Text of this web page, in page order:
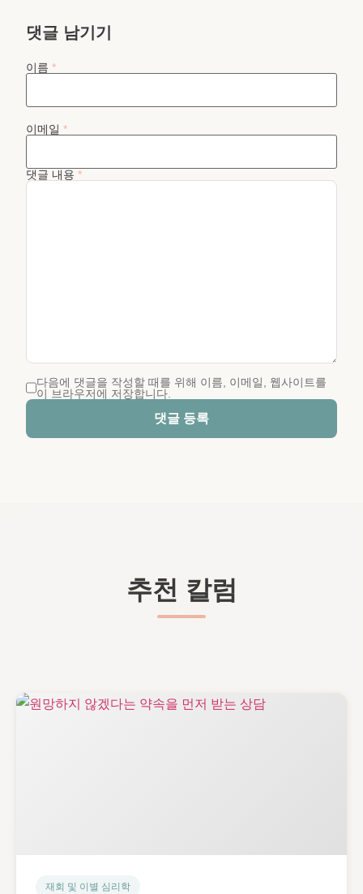
댓글 남기기
이름 *
이메일 *
댓글 내용 *
다음에 댓글을 작성할 때를 위해 이름, 이메일, 웹사이트를
이 브라우저에 저장합니다.
댓글 등록
추천 칼럼
재회 및 이별 심리학